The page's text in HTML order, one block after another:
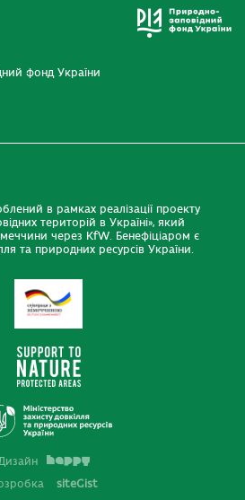
фонд України
в рамках реалізації проекту
територій в Україні», який
через KfW. Бенефіціаром є
та природних ресурсів України.
siteGist